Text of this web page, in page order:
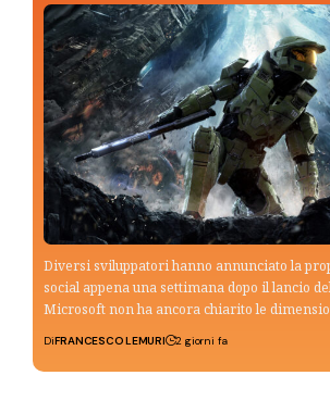
Diversi sviluppatori hanno annunciato la
social appena una settimana dopo il lancio
Microsoft non ha ancora chiarito le
DiFRANCESCO LEMURI 2 giorni fa